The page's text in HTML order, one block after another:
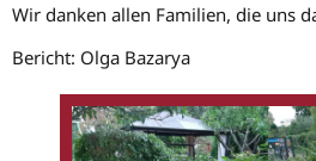
Wir danken allen Familien, die uns
Bericht: Olga Bazarya